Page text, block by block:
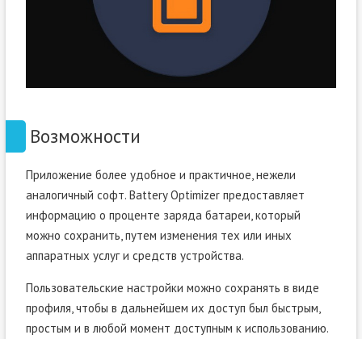
Возможности
Приложение более удобное и практичное, нежели
аналогичный софт. Battery Optimizer предоставляет
информацию о проценте заряда батареи, который
можно сохранить, путем изменения тех или иных
аппаратных услуг и средств устройства.
Пользовательские настройки можно сохранять в виде
профиля, чтобы в дальнейшем их доступ был быстрым,
простым и в любой момент доступным к использованию.